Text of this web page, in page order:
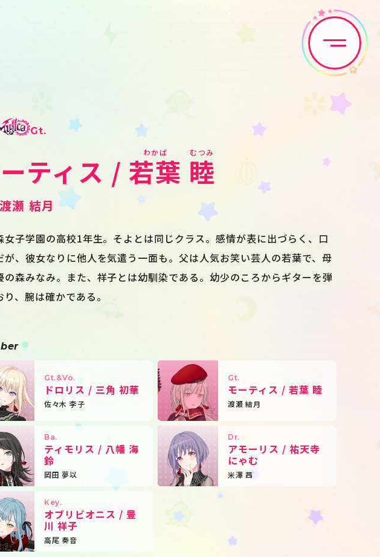
Discography
Artist Anime
Schedule About
JP
Gt.
ティス / 若葉 睦
渡瀬 結月
女子学園の高校1年生。そよとは同じクラス。感情が表に出づらく、口
が、彼女なりに他人を気遣う一面も。父は人気お笑い芸人の若葉で、母
の森みなみ。また、祥子とは幼馴染である。幼少のころからギターを弾
り、腕は確かである。
Gt.&Vo.
ドロリス / 三角 初華
佐々木 李子
Gt.
モーティス / 若葉 睦
渡瀬 結月
Ba.
ティモリス / 八幡 海
鈴
岡田 夢以
Dr.
アモーリス / 祐天寺
にゃむ
米澤 茜
Key.
オブリビオニス / 豊
川 祥子
高尾 奏音